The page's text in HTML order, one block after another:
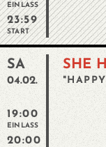
EINLASS
23:59
START
SA
04.02.
19:00
EINLASS
20:00
SHE